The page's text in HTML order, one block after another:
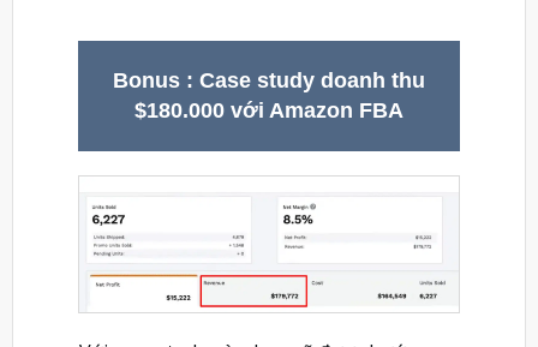
Bonus : Case study doanh thu
$180.000 với Amazon FBA